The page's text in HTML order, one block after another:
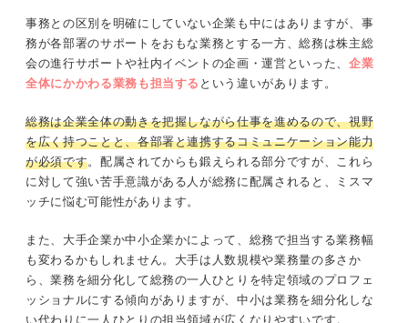
事務との区別を明確にしていない企業も中にはありますが、事
務が各部署のサポートをおもな業務とする一方、総務は株主総
会の進行サポートや社内イベントの企画・運営といった、 企業
全体にかかわる業務も担当する という違いがあります。
総務は企業全体の動きを把握しながら仕事を進めるので、視野
を広く持つことと、各部署と連携するコミュニケーション能力
が必須です。配属されてからも鍛えられる部分ですが、これら
に対して強い苦手意識がある人が総務に配属されると、ミスマ
ッチに悩む可能性があります。
また、大手企業か中小企業かによって、総務で担当する業務幅
も変わるかもしれません。大手は人数規模や業務量の多さか
ら、業務を細分化して総務の一人ひとりを特定領域のプロフェ
ッショナルにする傾向がありますが、中小は業務を細分化しな
い代わりに一人ひとりの担当領域が広くなりやすいです。